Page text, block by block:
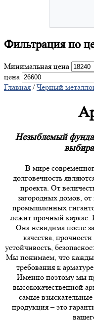
Фильтрацияпо
Минимальная цена
цена
Главная /Черный
Незыблемый
В мире
долговечность
проекта. От
загородных домов,
промышленных
лежит прочный каркас.
Она невидима после
качества,
устойчивость,
Мы понимаем, что
требования к
Именно поэтому мы
высококачественной
самые
продукция – это